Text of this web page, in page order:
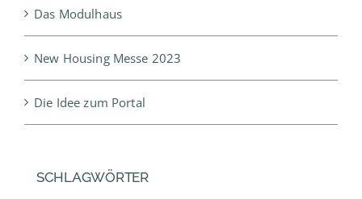
Das Modulhaus
New Housing Messe 2023
Die Idee zum Portal
SCHLAGWÖRTER